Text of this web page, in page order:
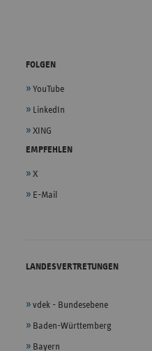
FOLGEN
YouTube
LinkedIn
XING
EMPFEHLEN
X
E-Mail
LANDESVERTRETUNGEN
vdek - Bundesebene
Baden-Württemberg
Bayern